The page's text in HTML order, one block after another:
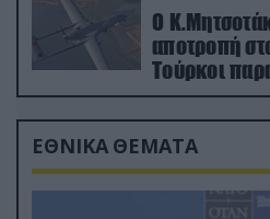
Ο
αποτροπή
Τούρκοι
drone
ΕΘΝΙΚΑ ΘΕΜΑΤΑ